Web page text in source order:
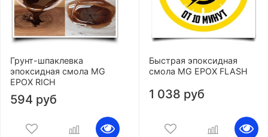
Грунт-шпаклевка
эпоксидная смола MG
EPOX RICH
594 руб
Быстрая эпоксидная
смола MG EPOX FLASH
1 038 руб